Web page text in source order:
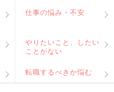
仕事の悩み・不安
やりたいこと、したい
ことがない
転職するべきか悩む